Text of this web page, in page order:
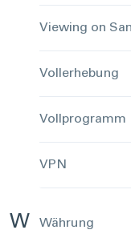
Viewing on
Vollerhebung
Vollprogramm
VPN
W Währung